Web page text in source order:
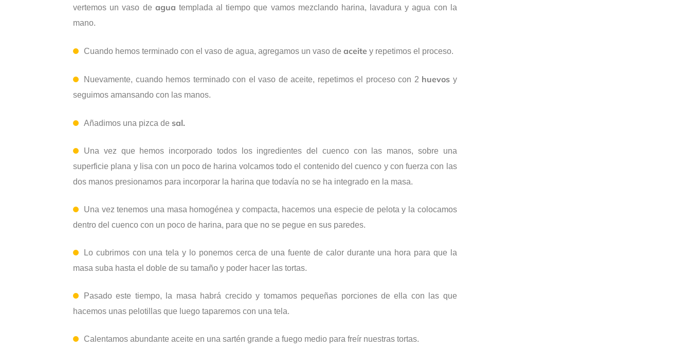
vertemos un vaso de agua templada al tiempo que vamos mezclando harina, lavadura y agua con la
mano.
Cuando hemos terminado con el vaso de agua, agregamos un vaso de aceite y repetimos el proceso.
Nuevamente, cuando hemos terminado con el vaso de aceite, repetimos el proceso con 2 huevos y
seguimos amansando con las manos.
Añadimos una pizca de sal.
Una vez que hemos incorporado todos los ingredientes del cuenco con las manos, sobre una
superficie plana y lisa con un poco de harina volcamos todo el contenido del cuenco y con fuerza con las
dos manos presionamos para incorporar la harina que todavía no se ha integrado en la masa.
Una vez tenemos una masa homogénea y compacta, hacemos una especie de pelota y la colocamos
dentro del cuenco con un poco de harina, para que no se pegue en sus paredes.
Lo cubrimos con una tela y lo ponemos cerca de una fuente de calor durante una hora para que la
masa suba hasta el doble de su tamaño y poder hacer las tortas.
Pasado este tiempo, la masa habrá crecido y tomamos pequeñas porciones de ella con las que
hacemos unas pelotillas que luego taparemos con una tela.
Calentamos abundante aceite en una sartén grande a fuego medio para freír nuestras tortas.